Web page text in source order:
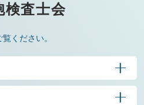
検査士会
ください。